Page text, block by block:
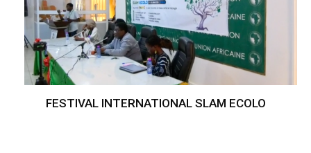
FESTIVAL INTERNATIONAL SLAM ECOLO